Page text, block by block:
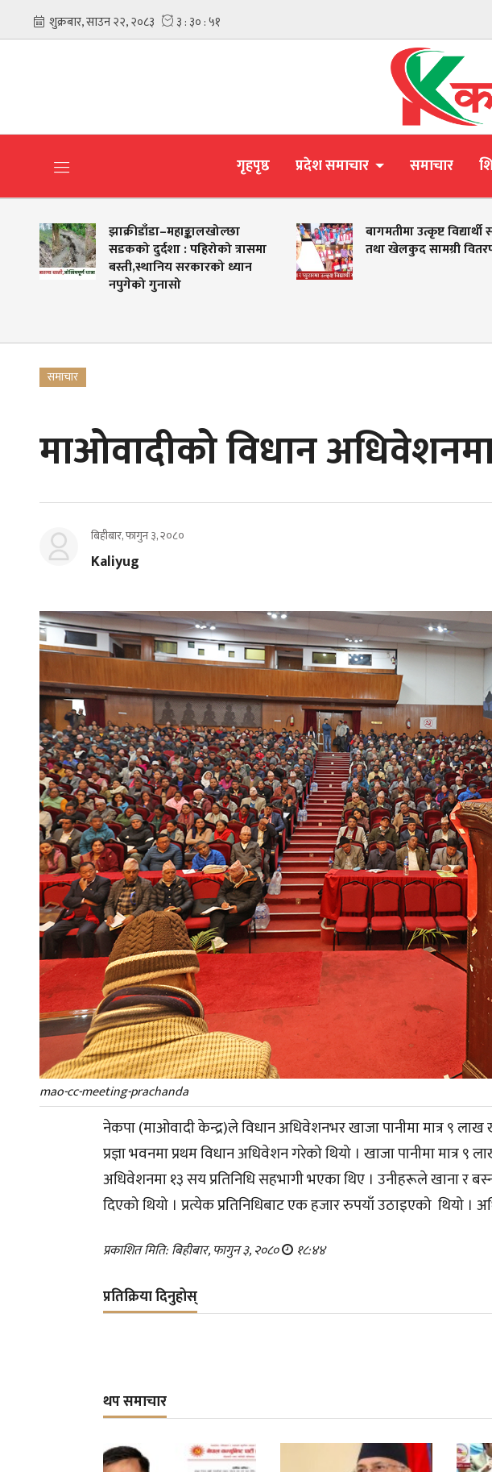
गृहपृष्ठ प्रदेश समाचार समाचार
झाक्रीडाँडा–महाङ्कालखोल्छा
सडकको दुर्दशा : पहिरोको त्रासमा
बस्ती,स्थानिय सरकारको ध्यान
नपुगेको गुनासो
बागमतीमा उत्कृष्ट विद्यार्थी
तथा खेलकुद सामग्री
समाचार
माओवादीको विधान
बिहीबार, फागुन ३, २०८०
Kaliyug
mao-cc-meeting-prachanda
नेकपा (माओवादी केन्द्र)ले विधान अधिवेशनभर खाजा पानीमा मात्र ९
प्रज्ञा भवनमा प्रथम विधान अधिवेशन गरेको थियो । खाजा पानीमा
अधिवेशनमा १३ सय प्रतिनिधि सहभागी भएका थिए । उनीहरूले खाना र
दिएको थियो । प्रत्येक प्रतिनिधिबाट एक हजार रुपयाँ उठाइएको थियो
प्रकाशित मिति: बिहीबार, फागुन ३, २०८० १८:४४
प्रतिक्रिया दिनुहोस्
थप समाचार